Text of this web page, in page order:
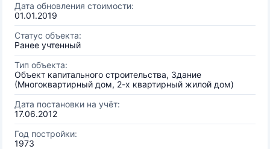
Дата обновления стоимости:
01.01.2019
Статус объекта:
Ранее учтенный
Тип объекта:
Объект капитального строительства, Здание
(Многоквартирный дом, 2-х квартирный жилой дом)
Дата постановки на учёт:
17.06.2012
Год постройки:
1973